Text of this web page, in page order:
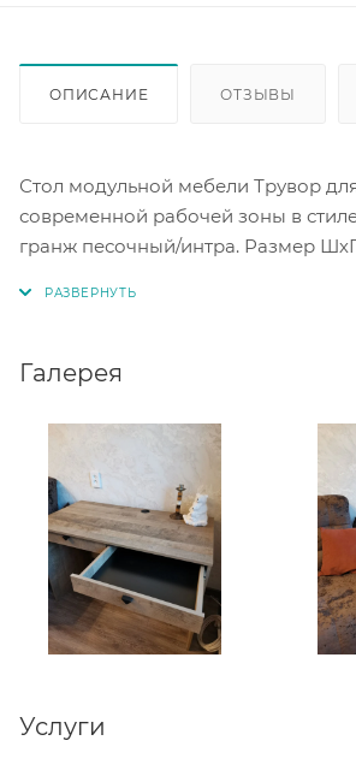
ОПИСАНИЕ ОТЗЫВЫ
Стол модульной мебели Трувор
современной рабочей зоны в
гранж песочный/интра. Размер
мм, ДВП, кромка ПВХ. Выдвижными
что обеспечивает легкое
Предусмотрены пластиковые
защиты поверхности пола от
повреждений.
Использована современная
отличающаяся высокой
долговечностью. Поставляется в
Галерея
Услуги